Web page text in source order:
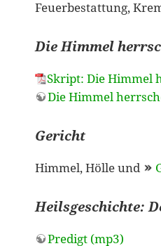
Feuerbestattung,
Die Himmel
Skript: Die Himmel
Die Himmel
Gericht
Himmel, Hölle und
Heilsgeschichte:
Predigt (mp3)